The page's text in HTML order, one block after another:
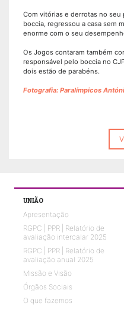
Com vitórias e derrotas no
boccia, regressou a casa sem
enorme com o seu
Os Jogos contaram também
responsável pelo boccia no
dois estão de parabéns.
Fotografia: Paralímpicos
UNIÃO
Apresentação
RGPC | PPR | Relatório de
avaliação intercalar 2025
RGPC | PPR | Relatório de
avaliação anual 2025
Missão e Visão
Órgãos Sociais
O que fazemos